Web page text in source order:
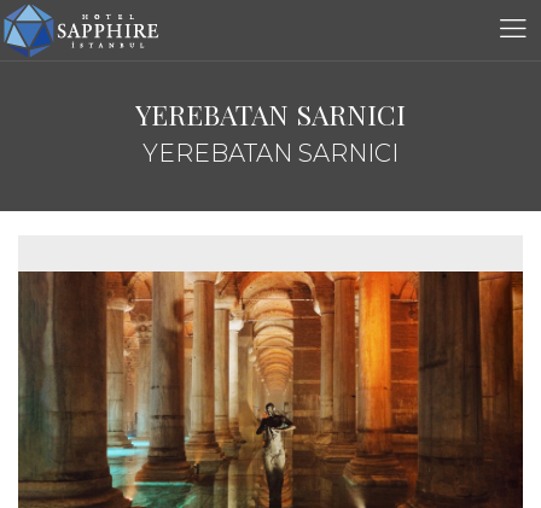
YEREBATAN SARNICI
YEREBATAN SARNICI